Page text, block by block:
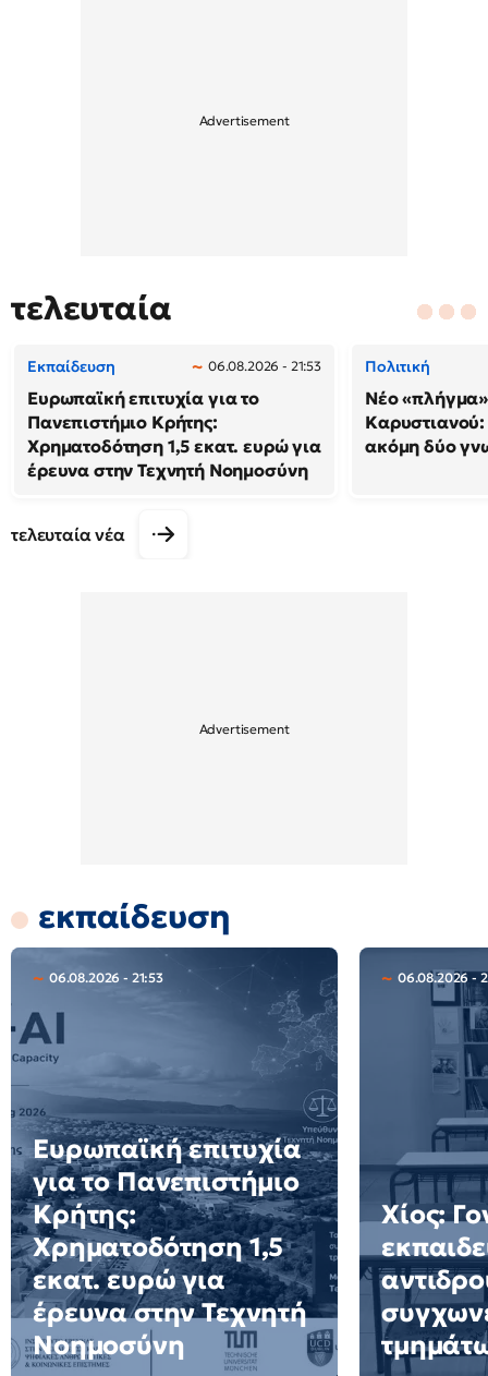
τελευταία
Εκπαίδευση 06.08.2026 - 21:53
Ευρωπαϊκή επιτυχία για το
Πανεπιστήμιο Κρήτης:
Χρηματοδότηση 1,5 εκατ. ευρώ για
έρευνα στην Τεχνητή Νοημοσύνη
Πολιτική
Νέο
ακόμη δύο
τελευταία νέα
εκπαίδευση
06.08.2026 - 21:53
Ευρωπαϊκή επιτυχία
για το Πανεπιστήμιο
Κρήτης:
Χρηματοδότηση 1,5
εκατ. ευρώ για
έρευνα στην Τεχνητή
Νοημοσύνη
06.08.2026 -
Χίος: